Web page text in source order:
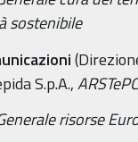
sostenibile
S.p.A.,ARSTePC
risorse